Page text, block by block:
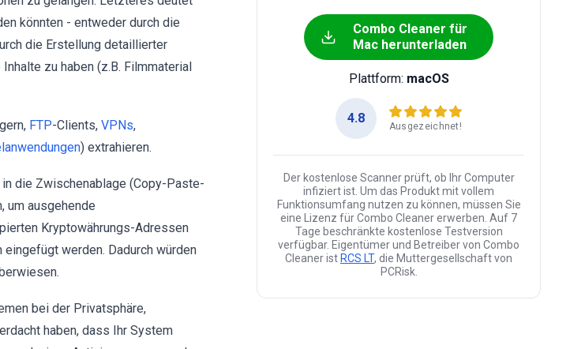
könnten - entweder durch die
die Erstellung detaillierter
zu haben (z.B. Filmmaterial
FTP-Clients, VPNs,
) extrahieren.
die Zwischenablage (Copy-Paste-
um ausgehende
Kryptowährungs-Adressen
werden. Dadurch würden
bei der Privatsphäre,
haben, dass Ihr System
Combo Cleaner für
Mac herunterladen
Plattform: macOS
4.8
Ausgezeichnet!
Der kostenlose Scanner prüft, ob Ihr Computer
infiziert ist. Um das Produkt mit vollem
Funktionsumfang nutzen zu können, müssen Sie
eine Lizenz für Combo Cleaner erwerben. Auf 7
Tage beschränkte kostenlose Testversion
verfügbar. Eigentümer und Betreiber von Combo
Cleaner ist RCS LT, die Muttergesellschaft von
PCRisk.